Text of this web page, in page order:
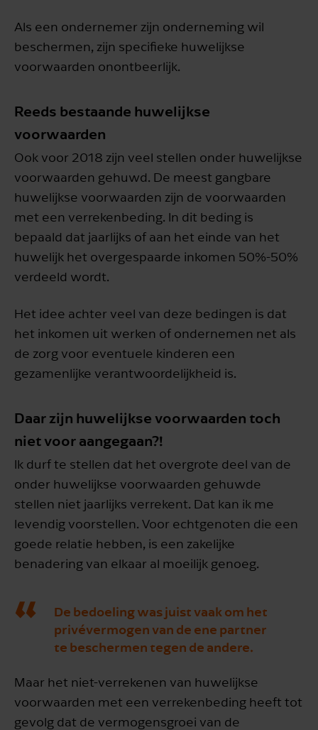
Als een ondernemer zijn onderneming wil
beschermen, zijn specifieke huwelijkse
voorwaarden onontbeerlijk.
Reeds bestaande huwelijkse
voorwaarden
Ook voor 2018 zijn veel stellen onder huwelijkse
voorwaarden gehuwd. De meest gangbare
huwelijkse voorwaarden zijn de voorwaarden
met een verrekenbeding. In dit beding is
bepaald dat jaarlijks of aan het einde van het
huwelijk het overgespaarde inkomen 50%-50%
verdeeld wordt.
Het idee achter veel van deze bedingen is dat
het inkomen uit werken of ondernemen net als
de zorg voor eventuele kinderen een
gezamenlijke verantwoordelijkheid is.
Daar zijn huwelijkse voorwaarden toch
niet voor aangegaan?!
Ik durf te stellen dat het overgrote deel van de
onder huwelijkse voorwaarden gehuwde
stellen niet jaarlijks verrekent. Dat kan ik me
levendig voorstellen. Voor echtgenoten die een
goede relatie hebben, is een zakelijke
benadering van elkaar al moeilijk genoeg.
De bedoeling was juist vaak om het
privévermogen van de ene partner
te beschermen tegen de andere.
Maar het niet-verrekenen van huwelijkse
voorwaarden met een verrekenbeding heeft tot
gevolg dat de vermogensgroei van de